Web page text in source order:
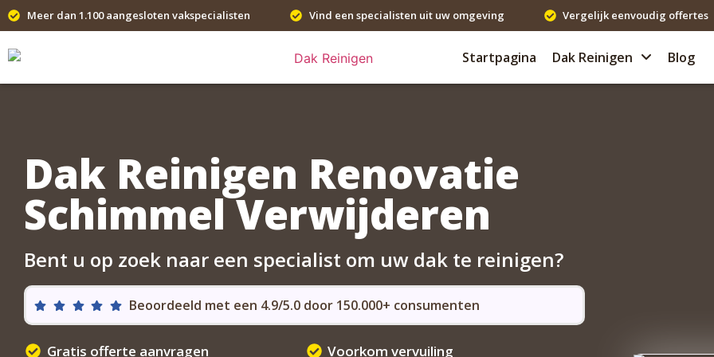
Meer dan 1.100 aangesloten vakspecialisten Vind een specialisten uit uw omgeving Vergelijk eenvoudig offertes
Startpagina Dak Reinigen Blog
Dak Reinigen Renovatie
Schimmel Verwijderen
Bent u op zoek naar een specialist om uw dak te reinigen?
Beoordeeld met een 4.9/5.0 door 150.000+ consumenten
Gratis offerte aanvragen
Voorkom vervuiling